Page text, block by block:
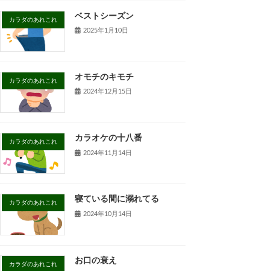
カラダのあれこれ ベストシーズン
2025年1月10日
カラダのあれこれ オモチのキモチ
2024年12月15日
カラダのあれこれ カラオケの十八番
2024年11月14日
カラダのあれこれ 寝ている間に溺れてる
2024年10月14日
カラダのあれこれ お口の衰え